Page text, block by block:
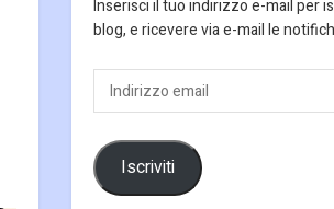
Inserisci il tuo indirizzo e-mail per
blog, e ricevere via e-mail le
Indirizzo
email
Iscriviti